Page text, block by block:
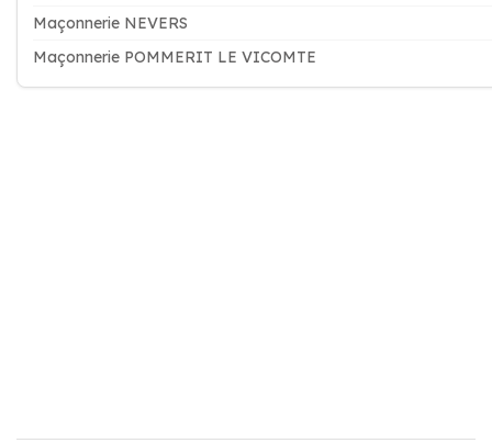
Maçonnerie NEVERS
Maçonnerie POMMERIT LE VICOMTE